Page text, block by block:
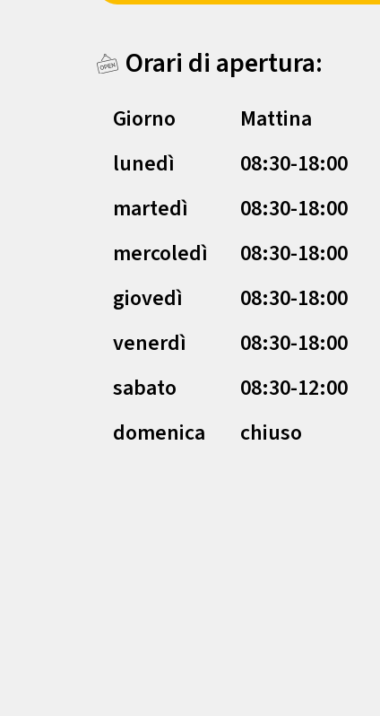
Orari di apertura:
Giorno Mattina
lunedì
08:30-18:00
martedì
08:30-18:00
mercoledì
08:30-18:00
giovedì
08:30-18:00
venerdì
08:30-18:00
sabato
08:30-12:00
domenica
chiuso